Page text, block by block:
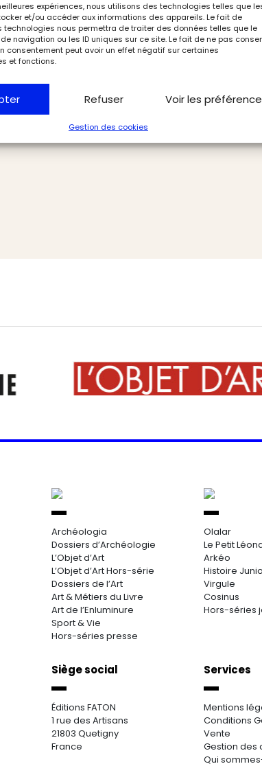
expériences, nous utilisons des technologies telles que
et/ou accéder aux informations des appareils. Le fait de
technologies nous permettra de traiter des données telles que le
navigation ou les ID uniques sur ce site. Le fait de ne pas
consentement peut avoir un effet négatif sur certaines
et fonctions.
Refuser Voir les
Gestion des cookies
Archéologia
Dossiers d’Archéologie
L’Objet d’Art
L’Objet d’Art Hors-série
Dossiers de l’Art
Art & Métiers du Livre
Art de l’Enluminure
Sport & Vie
Hors-séries presse
Olalar
Le Petit
Arkéo
Histoire
Virgule
Cosinus
Hors-séries
Siège social
Éditions FATON
1 rue des Artisans
21803 Quetigny
France
Services
Mentions
Conditions
Vente
Gestion des
Qui